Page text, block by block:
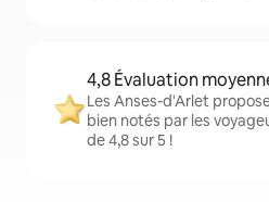
4,8 Évaluation
Les Anses-d'Arlet
bien notés par les
de 4,8 sur 5 !